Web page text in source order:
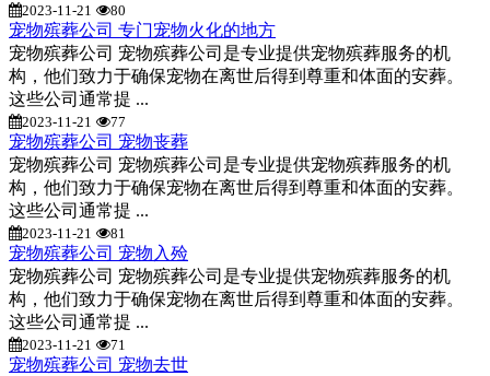
2023-11-21 80
宠物殡葬公司 专门宠物火化的地方
宠物殡葬公司 宠物殡葬公司是专业提供宠物殡葬服务的机
构，他们致力于确保宠物在离世后得到尊重和体面的安葬。
这些公司通常提 ...
2023-11-21 77
宠物殡葬公司 宠物丧葬
宠物殡葬公司 宠物殡葬公司是专业提供宠物殡葬服务的机
构，他们致力于确保宠物在离世后得到尊重和体面的安葬。
这些公司通常提 ...
2023-11-21 81
宠物殡葬公司 宠物入殓
宠物殡葬公司 宠物殡葬公司是专业提供宠物殡葬服务的机
构，他们致力于确保宠物在离世后得到尊重和体面的安葬。
这些公司通常提 ...
2023-11-21 71
宠物殡葬公司 宠物去世